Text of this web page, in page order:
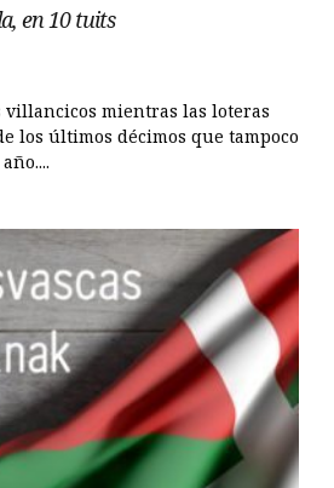
en 10 tuits
villancicos mientras las loteras
los últimos décimos que tampoco